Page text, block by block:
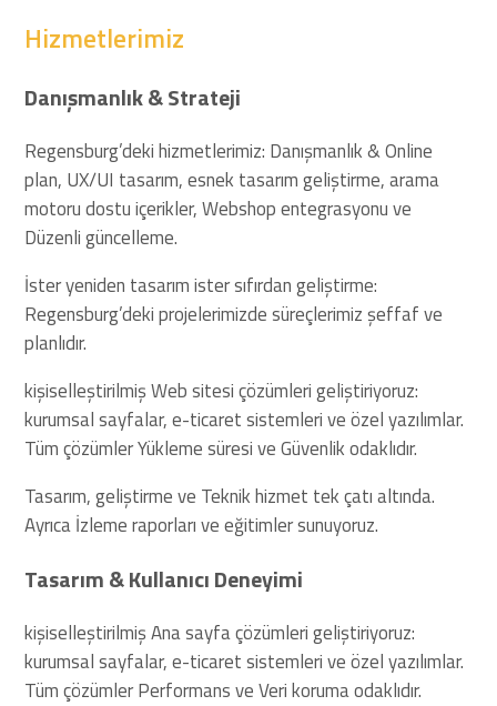
Hizmetlerimiz
Danışmanlık & Strateji
Regensburg’deki hizmetlerimiz: Danışmanlık & Online
plan, UX/UI tasarım, esnek tasarım geliştirme, arama
motoru dostu içerikler, Webshop entegrasyonu ve
Düzenli güncelleme.
İster yeniden tasarım ister sıfırdan geliştirme:
Regensburg’deki projelerimizde süreçlerimiz şeffaf ve
planlıdır.
kişiselleştirilmiş Web sitesi çözümleri geliştiriyoruz:
kurumsal sayfalar, e-ticaret sistemleri ve özel yazılımlar.
Tüm çözümler Yükleme süresi ve Güvenlik odaklıdır.
Tasarım, geliştirme ve Teknik hizmet tek çatı altında.
Ayrıca İzleme raporları ve eğitimler sunuyoruz.
Tasarım & Kullanıcı Deneyimi
kişiselleştirilmiş Ana sayfa çözümleri geliştiriyoruz:
kurumsal sayfalar, e-ticaret sistemleri ve özel yazılımlar.
Tüm çözümler Performans ve Veri koruma odaklıdır.